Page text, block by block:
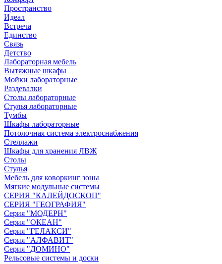
Пространство
Идеал
Встреча
Единство
Связь
Детство
Лабораторная мебель
Вытяжные шкафы
Мойки лабораторные
Раздевалки
Столы лабораторные
Стулья лабораторные
Тумбы
Шкафы лабораторные
Потолочная система электроснабжения
Стеллажи
Шкафы для хранения ЛВЖ
Столы
Стулья
Мебель для коворкинг зоны
Мягкие модульные системы
СЕРИЯ "КАЛЕЙДОСКОП"
СЕРИЯ "ГЕОГРАФИЯ"
Серия "МОДЕРН"
Серия "ОКЕАН"
Серия "ГЕЛАКСИ"
Серия "АЛФАВИТ"
Серия "ДОМИНО"
Рельсовые системы и доски